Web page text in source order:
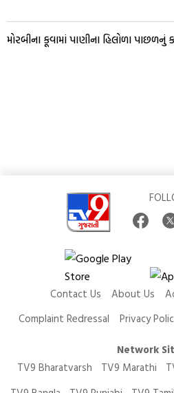
મોરબીના કૂવામાં પાણીના હિલોળા પાછળનું
Contact Us About Us
Complaint Redressal
Privacy
Network
TV9 Bharatvarsh
TV9 Marathi